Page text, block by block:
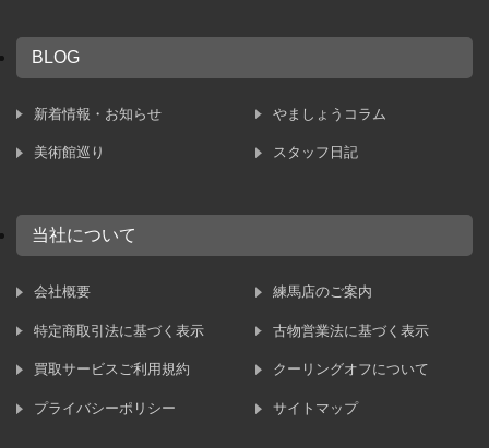
BLOG
新着情報・お知らせ やましょうコラム
美術館巡り スタッフ日記
当社について
会社概要 練馬店のご案内
特定商取引法に基づく表示 古物営業法に基づく表示
買取サービスご利用規約 クーリングオフについて
プライバシーポリシー サイトマップ